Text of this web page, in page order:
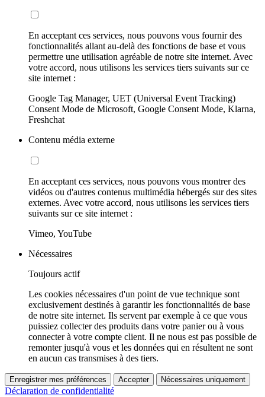
En acceptant ces services, nous pouvons vous fournir des
fonctionnalités allant au-delà des fonctions de base et vous
permettre une utilisation agréable de notre site internet. Avec
votre accord, nous utilisons les services tiers suivants sur ce
site internet :
Google Tag Manager, UET (Universal Event Tracking)
Consent Mode de Microsoft, Google Consent Mode, Klarna,
Freshchat
Contenu média externe
En acceptant ces services, nous pouvons vous montrer des
vidéos ou d'autres contenus multimédia hébergés sur des sites
externes. Avec votre accord, nous utilisons les services tiers
suivants sur ce site internet :
Vimeo, YouTube
Nécessaires
Toujours actif
Les cookies nécessaires d'un point de vue technique sont
exclusivement destinés à garantir les fonctionnalités de base
de notre site internet. Ils servent par exemple à ce que vous
puissiez collecter des produits dans votre panier ou à vous
connecter à votre compte client. Il ne nous est pas possible de
remonter jusqu'à vous et les données qui en résultent ne sont
en aucun cas transmises à des tiers.
Enregistrer mes préférences Accepter Nécessaires uniquement
Déclaration de confidentialité